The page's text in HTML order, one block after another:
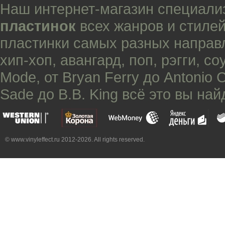
Наш интернет-магазин
пластинок всех жанров и
пластинки самых разных
хип-хоп, авангард, поп, рэгги,
Mode, от Bryan Ferry до Antonio
Sade до B.B. King всё это вы
© www.vinyleffect.ru 2012-2026. All rights reserved.